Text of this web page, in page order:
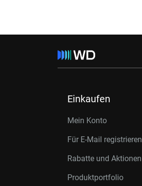
Einkaufen
Mein Konto
Für E-Mail registrieren
Rabatte und Aktionen
Produktportfolio